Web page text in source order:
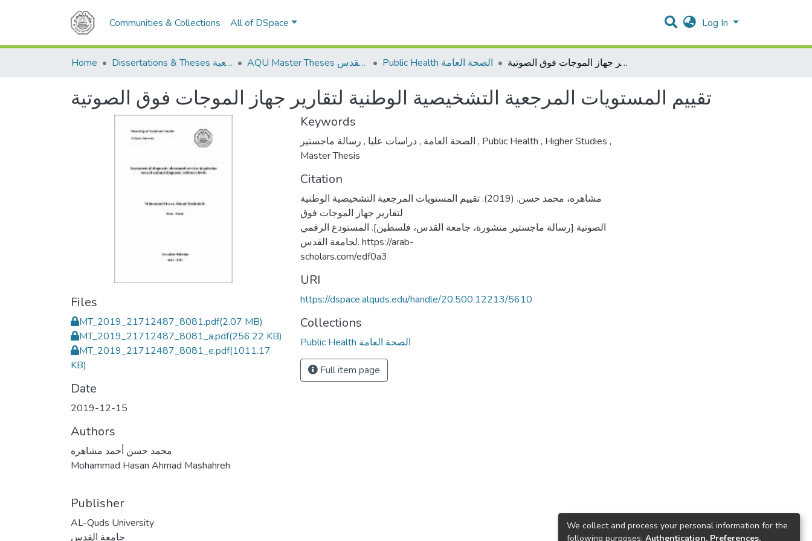
Communities & Collections All of DSpace Log In
Home Dissertations & Theses الرسائل الجامعية AQU Master Theses الرسائل الجامعية الخاصة بجامعة القدس Public Health الصحة العامة تقييم المستويات المرجعية التشخيصية الوطنية لتقارير جهاز الموجات فوق الصوتية
تقييم المستويات المرجعية التشخيصية الوطنية لتقارير جهاز الموجات فوق الصوتية
Files
MT_2019_21712487_8081.pdf(2.07 MB)
MT_2019_21712487_8081_a.pdf(256.22 KB)
MT_2019_21712487_8081_e.pdf(1011.17
KB)
Date
2019-12-15
Authors
محمد حسن أحمد مشاهره
Mohammad Hasan Ahmad Mashahreh
Publisher
AL-Quds University
جامعة القدس
Keywords
الصحة العامة ,دراسات عليا , , Public Health , Higher Studies ,
Master Thesis
Citation
مشاهره، محمد حسن. (2019). تقييم المستويات المرجعية التشخيصية الوطنية
لتقارير جهاز الموجات فوق
الصوتية [رسالة ماجستير منشورة، جامعة القدس، فلسطين]. المستودع الرقمي
لجامعة القدس. https://arab-
scholars.com/edf0a3
URI
https://dspace.alquds.edu/handle/20.500.12213/5610
Collections
Public Health الصحة العامة
Full item page
We collect and process your personal information for the
following purposes: Authentication, Preferences,